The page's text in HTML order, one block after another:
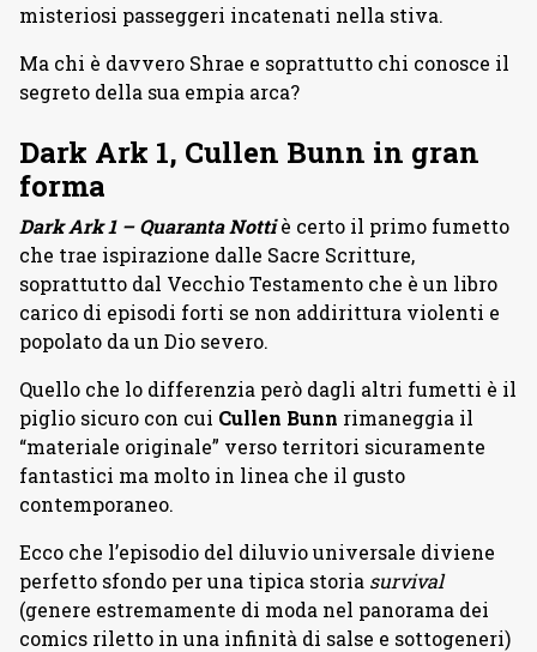
misteriosi passeggeri incatenati nella stiva.
Ma chi è davvero Shrae e soprattutto chi conosce il
segreto della sua empia arca?
Dark Ark 1, Cullen Bunn in gran
forma
Dark Ark 1 – Quaranta Nottiè certo il primo fumetto
che trae ispirazione dalle Sacre Scritture,
soprattutto dal Vecchio Testamento che è un libro
carico di episodi forti se non addirittura violenti e
popolato da un Dio severo.
Quello che lo differenzia però dagli altri fumetti è il
piglio sicuro con cui Cullen Bunn rimaneggia il
“materiale originale” verso territori sicuramente
fantastici ma molto in linea che il gusto
contemporaneo.
Ecco che l’episodio del diluvio universale diviene
perfetto sfondo per una tipica storia survival
(genere estremamente di moda nel panorama dei
comics riletto in una infinità di salse e sottogeneri)